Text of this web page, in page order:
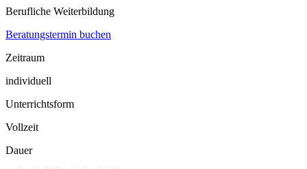
Berufliche Weiterbildung
Beratungstermin buchen
Zeitraum
individuell
Unterrichtsform
Vollzeit
Dauer